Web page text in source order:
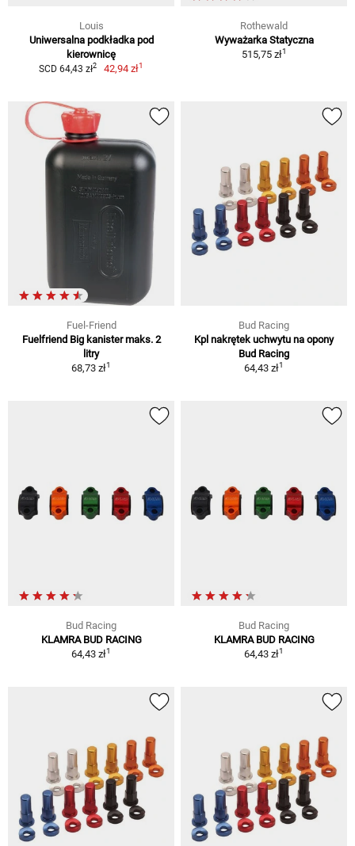
Louis
Uniwersalna podkładka pod
kierownicę
SCD 64,43 zł2 42,94 zł1
Rothewald
Wyważarka Statyczna
515,75 zł1
Fuel-Friend
Fuelfriend Big kanister maks. 2
litry
68,73 zł1
Bud Racing
Kpl nakrętek uchwytu na opony
Bud Racing
64,43 zł1
Bud Racing
KLAMRA BUD RACING
64,43 zł1
Bud Racing
KLAMRA BUD RACING
64,43 zł1